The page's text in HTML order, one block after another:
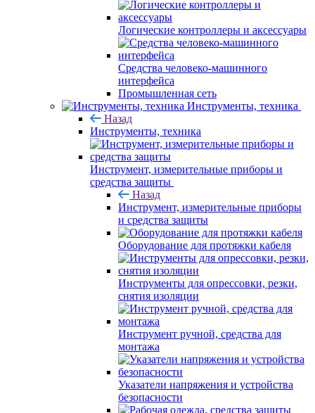
Логические контроллеры и аксессуары
Средства человеко-машинного
интерфейса
Промышленная сеть
Инструменты, техника
Назад
Инструменты, техника
Инструмент, измерительные приборы и
средства защиты
Назад
Инструмент, измерительные приборы
и средства защиты
Оборудование для протяжки кабеля
Инструменты для опрессовки, резки,
снятия изоляции
Инструмент ручной, средства для
монтажа
Указатели напряжения и устройства
безопасности